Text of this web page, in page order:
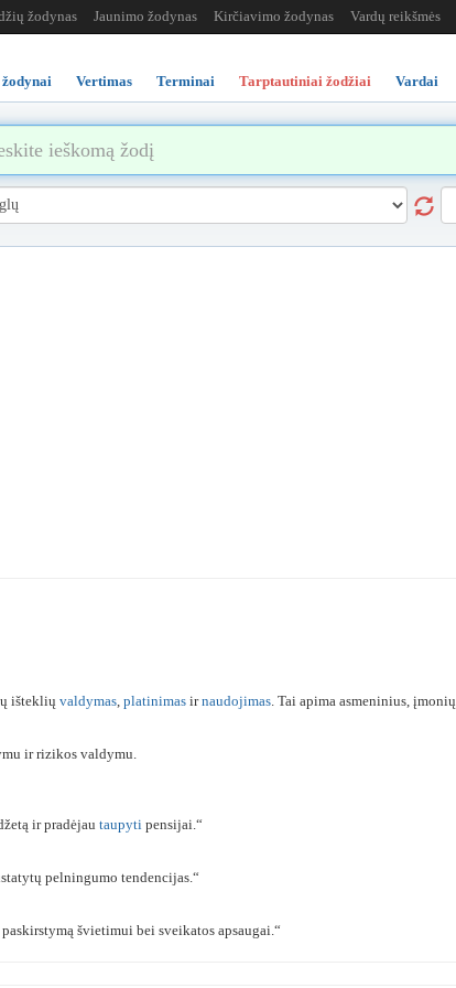
žodynas Jaunimo žodynas Kirčiavimo žodynas Vardų reikšmės
Vertimas Terminai Tarptautiniai žodžiai Vardai
išteklių valdymas, platinimas irnaudojimas. Tai apima asmeninius, įmonių
ir rizikos valdymu.
ir pradėjau taupyti pensijai.“
pelningumo tendencijas.“
švietimui bei sveikatos apsaugai.“